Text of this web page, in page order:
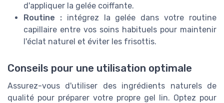
d'appliquer la gelée coiffante.
Routine :intégrez la gelée dans votre routine
capillaire entre vos soins habituels pour maintenir
l'éclat naturel et éviter les frisottis.
Conseils pour une utilisation optimale
Assurez-vous d'utiliser des ingrédients naturels de
qualité pour préparer votre propre gel lin. Optez pour